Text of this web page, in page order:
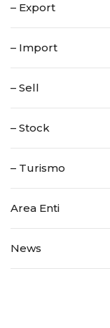
– Export
– Import
– Sell
– Stock
– Turismo
Area Enti
News